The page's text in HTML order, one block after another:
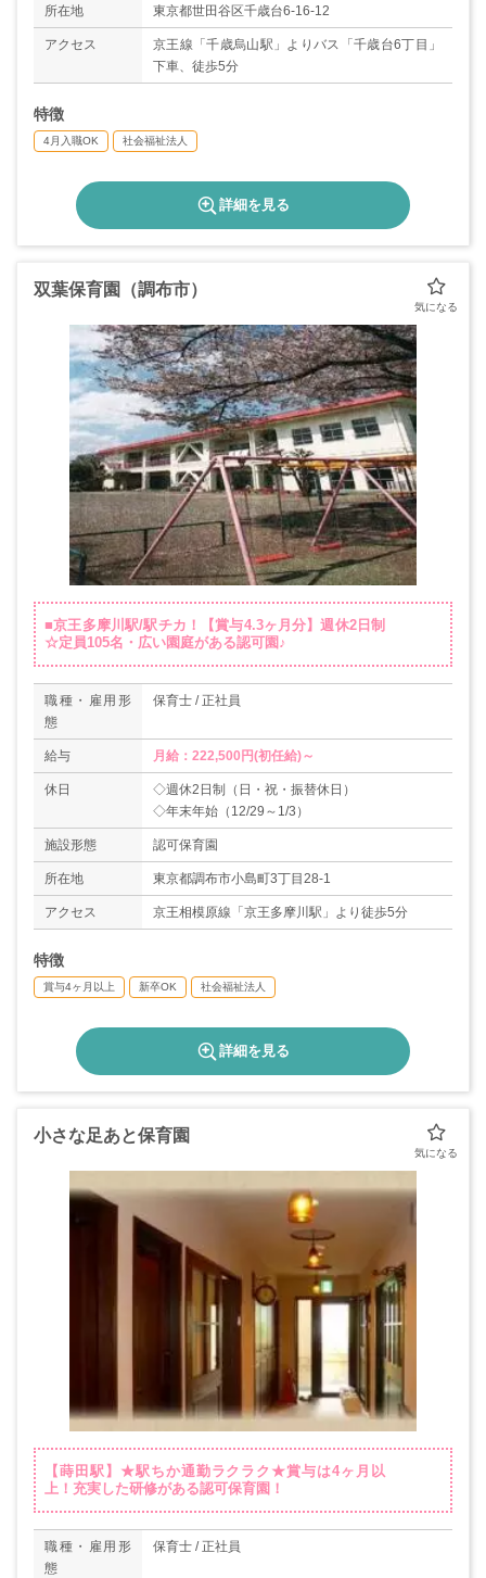
所在地 東京都世田谷区千歳台6-16-12
アクセス
京王線「千歳烏山駅」よりバス「千歳台6丁目」
下車、徒歩5分
特徴
4月入職OK 社会福祉法人
詳細を見る
双葉保育園（調布市）
■京王多摩川駅/駅チカ！【賞与4.3ヶ月分】週休2日制
☆定員105名・広い園庭がある認可園♪
職種・雇用形
態
保育士 / 正社員
給与 月給：222,500円(初任給)～
休日
◇週休2日制（日・祝・振替休日）
◇年末年始（12/29～1/3）
施設形態 認可保育園
所在地 東京都調布市小島町3丁目28-1
アクセス 京王相模原線「京王多摩川駅」より徒歩5分
特徴
賞与4ヶ月以上 新卒OK 社会福祉法人
詳細を見る
小さな足あと保育園
【蒔田駅】★駅ちか通勤ラクラク★賞与は4ヶ月以
上！充実した研修がある認可保育園！
職種・雇用形
態
保育士 / 正社員